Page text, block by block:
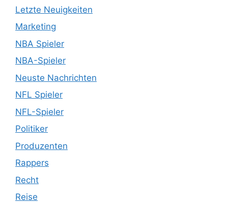
Letzte Neuigkeiten
Marketing
NBA Spieler
NBA-Spieler
Neuste Nachrichten
NFL Spieler
NFL-Spieler
Politiker
Produzenten
Rappers
Recht
Reise